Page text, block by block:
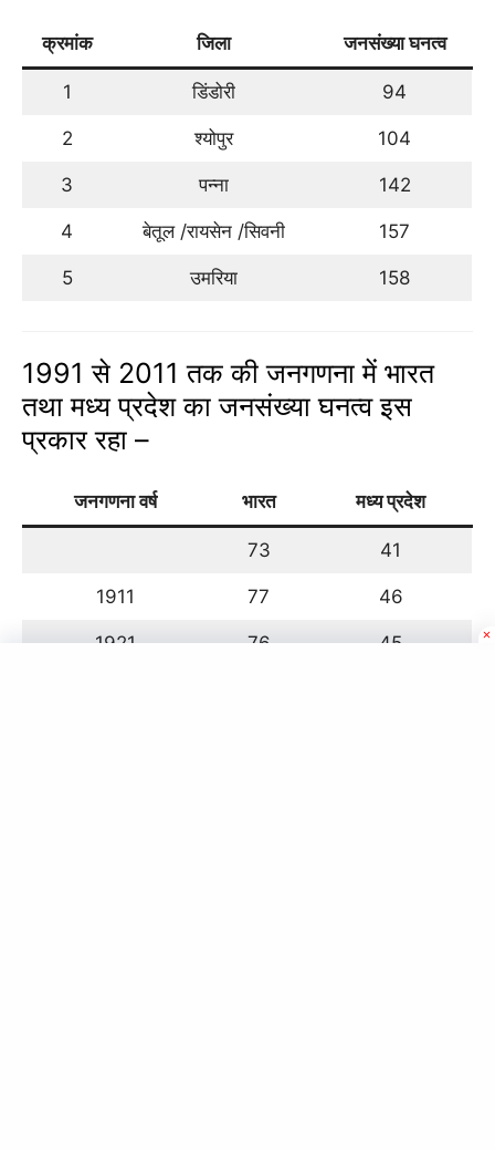
क्रमांक जिला जनसंख्या घनत्व
1 डिंडोरी 94
2 श्योपुर 104
3 पन्ना 142
4 बेतूल /रायसेन /सिवनी 157
5 उमरिया 158
1991 से 2011 तक की जनगणना में भारत
तथा मध्य प्रदेश का जनसंख्या घनत्व इस
प्रकार रहा –
जनगणना वर्ष भारत मध्य प्रदेश
73 41
1911 77 46
1921 76 45